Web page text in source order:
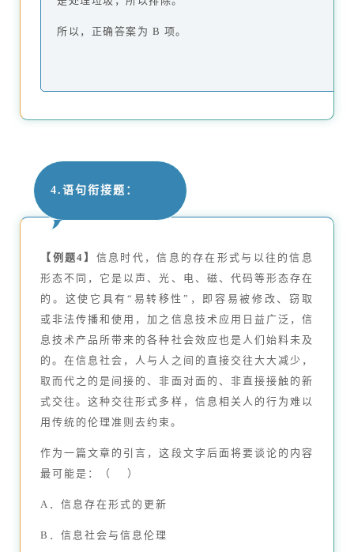
所以，正确答案为 B 项。
4.语句衔接题：
【例题4】 信息时代，信息的存在形式与以往的信息
形态不同，它是以声、光、电、磁、代码等形态存在
的。这使它具有“易转移性”，即容易被修改、窃取
或非法传播和使用，加之信息技术应用日益广泛，信
息技术产品所带来的各种社会效应也是人们始料未及
的。在信息社会，人与人之间的直接交往大大减少，
取而代之的是间接的、非面对面的、非直接接触的新
式交往。这种交往形式多样，信息相关人的行为难以
用传统的伦理准则去约束。
作为一篇文章的引言，这段文字后面将要谈论的内容
最可能是：（ ）
A．信息存在形式的更新
B．信息社会与信息伦理